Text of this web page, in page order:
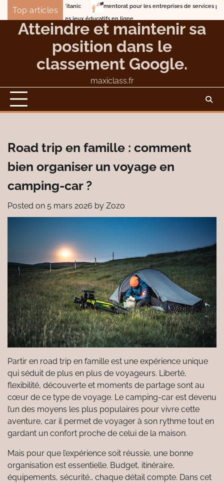
Skip
content
Top articlesmentorat pour les entreprises de services professionnels
Lune de miel en mer sur les traces du Titanic
Atteindre et maintenir sa
position dans le
classement Google.
maxiclass.fr
Road trip en famille : comment
bien organiser un voyage en
camping-car ?
Posted on 5 mars 2026 by Zozo
Partir en road trip en famille est une expérience unique
qui séduit de plus en plus de voyageurs. Liberté,
flexibilité, découverte et moments de partage sont au
cœur de ce type de voyage. Le camping-car est devenu
l’un des moyens les plus populaires pour vivre cette
aventure, car il permet de voyager à son rythme tout en
gardant un confort proche de celui de la maison.
Mais pour que l’expérience soit réussie, une bonne
organisation est essentielle. Budget, itinéraire,
équipements, sécurité… chaque détail compte. Dans cet